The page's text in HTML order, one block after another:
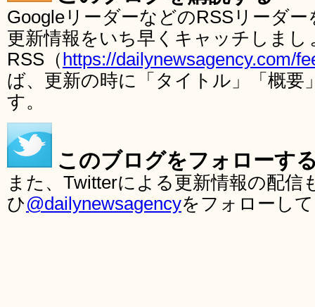
GoogleリーダーなどのRSSリーダ
更新情報をいち早くキャッチしま
RSS（ https://dailynewsagency.com/
ば、更新の時に「タイトル」「概要
す。
このブログをフォローす
また、Twitterによる更新情報の配
ひ@dailynewsagencyをフォローし